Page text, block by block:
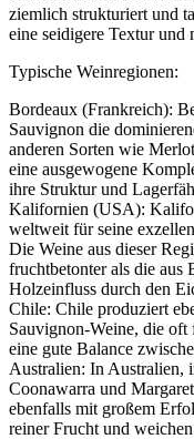
ziemlich strukturiert und
eine seidigere Textur und
Typische Weinregionen:
Bordeaux (Frankreich):
Sauvignon die
anderen Sorten wie
eine ausgewogene
ihre Struktur und
Kalifornien (USA):
weltweit für seine
Die Weine aus dieser
fruchtbetonter als die aus
Holzeinfluss durch den
Chile: Chile produziert
Sauvignon-Weine, die oft
eine gute Balance
Australien: In Australien,
Coonawarra und
ebenfalls mit großem
reiner Frucht und